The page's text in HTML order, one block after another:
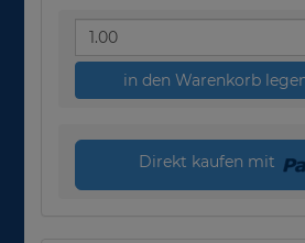
in den Warenkorb
Direkt kaufen mit